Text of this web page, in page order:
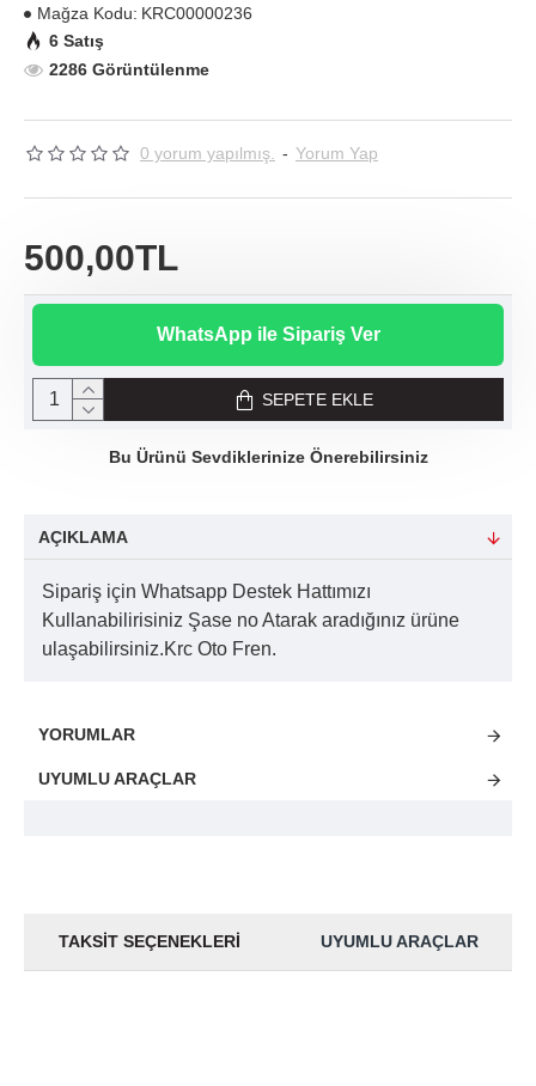
Mağza Kodu: KRC00000236
6 Satış
2286 Görüntülenme
0 yorum yapılmış. - Yorum Yap
500,00TL
WhatsApp ile Sipariş Ver
SEPETE EKLE
Bu Ürünü Sevdiklerinize Önerebilirsiniz
AÇIKLAMA
Sipariş için Whatsapp Destek Hattımızı
Kullanabilirisiniz Şase no Atarak aradığınız ürüne
ulaşabilirsiniz.Krc Oto Fren.
YORUMLAR
UYUMLU ARAÇLAR
TAKSIT SEÇENEKLERI UYUMLU ARAÇLAR